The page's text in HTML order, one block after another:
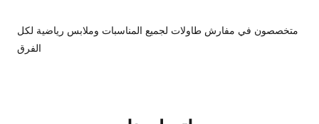
متخصصون في مفارش طاولات لجميع المناسبات وملابس رياضية لكل
الفرق